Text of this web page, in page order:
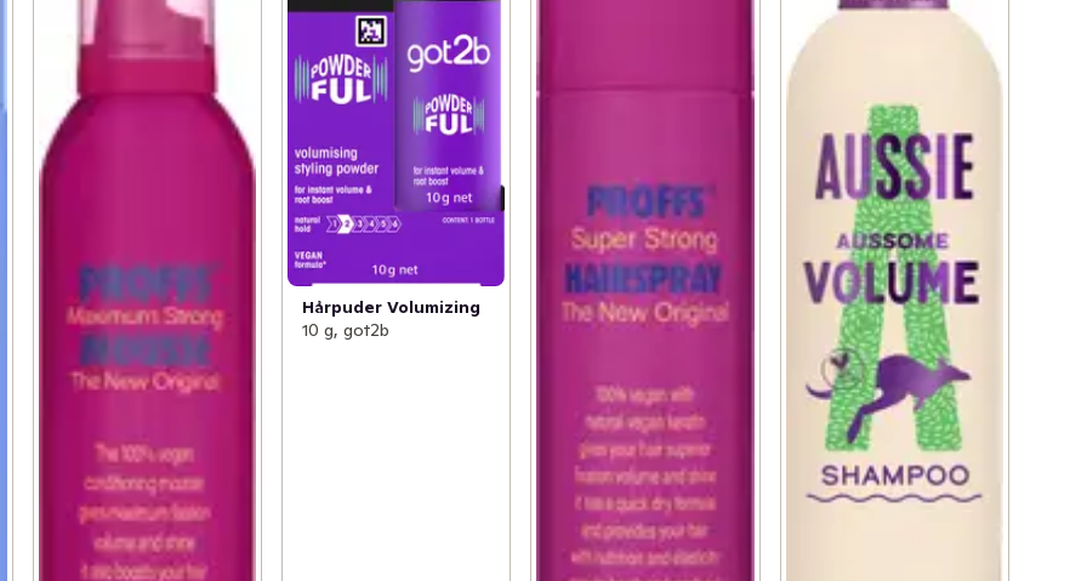
Hårpuder Volumizing
10 g, got2b